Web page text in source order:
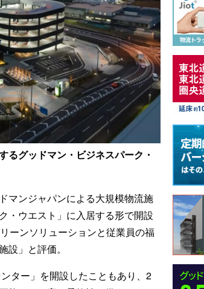
グッドマン・ビジネスパーク・
マンジャパンによる大規模物流施
・ウエスト」に入居する形で開設
ーンソリューションと従業員の福
」と評価。
ター」を開設したこともあり、2